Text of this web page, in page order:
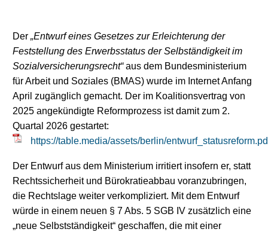
Der „Entwurf eines Gesetzes zur Erleichterung der
Feststellung des Erwerbsstatus der Selbständigkeit im
Sozialversicherungsrecht“aus dem Bundesministerium
für Arbeit und Soziales (BMAS) wurde im Internet Anfang
April zugänglich gemacht. Der im Koalitionsvertrag von
2025 angekündigte Reformprozess ist damit zum 2.
Quartal 2026 gestartet:
https://table.media/assets/berlin/
Der Entwurf aus dem Ministerium irritiert insofern er, statt
Rechtssicherheit und Bürokratieabbau voranzubringen,
die Rechtslage weiter verkompliziert. Mit dem Entwurf
würde in einem neuen § 7 Abs. 5 SGB IV zusätzlich eine
„neue Selbstständigkeit“ geschaffen, die mit einer